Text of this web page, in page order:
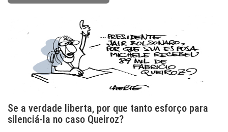
Se a verdade liberta, por que tanto esforço para
silenciá-la no caso Queiroz?